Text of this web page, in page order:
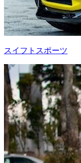
スイフトスポーツ